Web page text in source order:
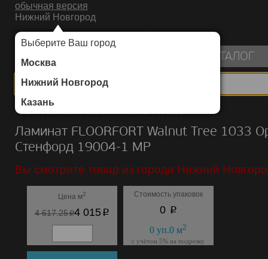
обычная версия
Нижний Новгород
Выберите Ваш город
Москва
Нижний Новгород
Казань
ИНТЕРНЕТ-МАГАЗИН НАПОЛЬНЫХ ПОКРЫТИЙ
КАТАЛОГ
Каталог/Ламинат/FLOORFORT/Walnut Tree 1033
Ламинат FLOORFORT Walnut Tree 1033
Стенфорд 19004-1 MP
Вы смотрите товар из города Нижний
Цена м2
4 617.25p4 015p
Стоимость упаковок
0 p
0 уп.0 м2
с учётом 5% на подрезку